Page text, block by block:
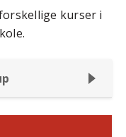
kurser i